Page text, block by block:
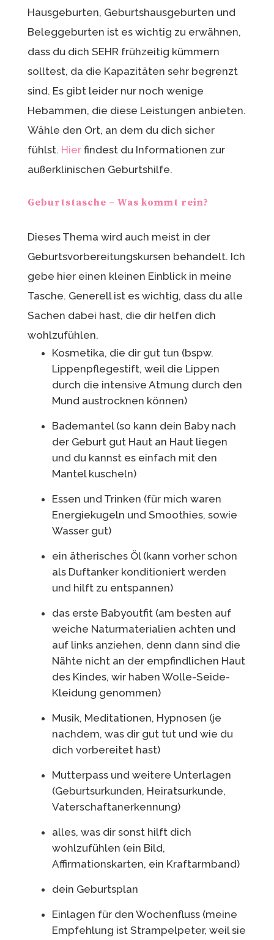
Hausgeburten, Geburtshausgeburten und
Beleggeburten ist es wichtig zu erwähnen,
dass du dich SEHR frühzeitig kümmern
solltest, da die Kapazitäten sehr begrenzt
sind. Es gibt leider nur noch wenige
Hebammen, die diese Leistungen anbieten.
Wähle den Ort, an dem du dich sicher
fühlst. Hierfindest du Informationen zur
außerklinischen Geburtshilfe.
Geburtstasche – Was kommt rein?
Dieses Thema wird auch meist in der
Geburtsvorbereitungskursen behandelt. Ich
gebe hier einen kleinen Einblick in meine
Tasche. Generell ist es wichtig, dass du alle
Sachen dabei hast, die dir helfen dich
wohlzufühlen.
Kosmetika, die dir gut tun (bspw.
Lippenpflegestift, weil die Lippen
durch die intensive Atmung durch den
Mund austrocknen können)
Bademantel (so kann dein Baby nach
der Geburt gut Haut an Haut liegen
und du kannst es einfach mit den
Mantel kuscheln)
Essen und Trinken (für mich waren
Energiekugeln und Smoothies, sowie
Wasser gut)
ein ätherisches Öl (kann vorher schon
als Duftanker konditioniert werden
und hilft zu entspannen)
das erste Babyoutfit (am besten auf
weiche Naturmaterialien achten und
auf links anziehen, denn dann sind die
Nähte nicht an der empfindlichen Haut
des Kindes, wir haben Wolle-Seide-
Kleidung genommen)
Musik, Meditationen, Hypnosen (je
nachdem, was dir gut tut und wie du
dich vorbereitet hast)
Mutterpass und weitere Unterlagen
(Geburtsurkunden, Heiratsurkunde,
Vaterschaftanerkennung)
alles, was dir sonst hilft dich
wohlzufühlen (ein Bild,
Affirmationskarten, ein Kraftarmband)
dein Geburtsplan
Einlagen für den Wochenfluss (meine
Empfehlung ist Strampelpeter, weil sie